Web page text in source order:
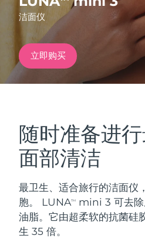
洁面仪
立即购买
随时准备进
面部清洁
最卫生、适合旅行的洁面仪
胞。 LUNATM
mini 3 可去除
油脂。它由超柔软的抗菌硅
生 35 倍。
红光疗法
LUNA™ 4 套
Anti-aging
BEAR™ 2 套
Microcurrent
德国
加拿大
奥地利
巴林
比利时
百慕大
波斯尼亚和黑塞哥维那